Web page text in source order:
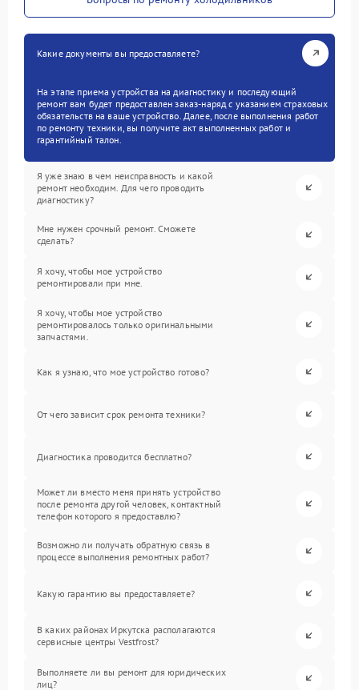
Какие документы вы предоставляете?
На этапе приема устройства на диагностику и последующий
ремонт вам будет предоставлен заказ-наряд с указанием страховых
обязательств на ваше устройство. Далее, после выполнения работ
по ремонту техники, вы получите акт выполненных работ и
гарантийный талон.
Я уже знаю в чем неисправность и какой
ремонт необходим. Для чего проводить
диагностику?
Мне нужен срочный ремонт. Сможете
сделать?
Я хочу, чтобы мое устройство
ремонтировали при мне.
Я хочу, чтобы мое устройство
ремонтировалось только оригинальными
запчастями.
Как я узнаю, что мое устройство готово?
От чего зависит срок ремонта техники?
Диагностика проводится бесплатно?
Может ли вместо меня принять устройство
после ремонта другой человек, контактный
телефон которого я предоставлю?
Возможно ли получать обратную связь в
процессе выполнения ремонтных работ?
Какую гарантию вы предоставляете?
В каких районах Иркутска располагаются
сервисные центры Vestfrost?
Выполняете ли вы ремонт для юридических
лиц?